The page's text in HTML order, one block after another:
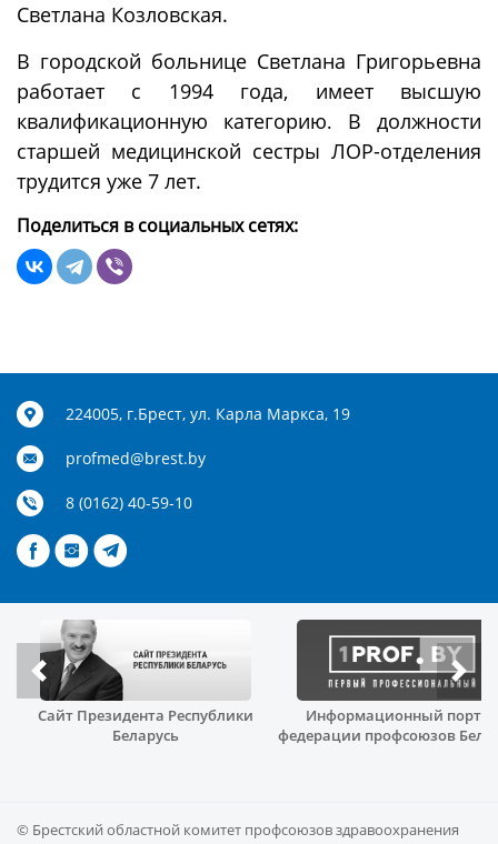
Светлана Козловская.
В городской больнице Светлана Григорьевна
работает с 1994 года, имеет высшую
квалификационную категорию. В должности
старшей медицинской сестры ЛОР-отделения
трудится уже 7 лет.
Поделиться в социальных сетях:
224005, г.Брест, ул. Карла Маркса, 19
profmed@brest.by
8 (0162) 40-59-10
Сайт Президента Республики
Беларусь
Информационный
федерации профсоюзов
© Брестский областной комитет профсоюзов здравоохранения